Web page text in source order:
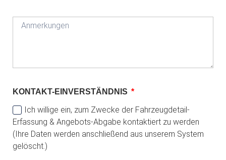
KONTAKT-EINVERSTÄNDNIS
Ich willige ein, zum Zwecke der Fahrzeugdetail-
Erfassung & Angebots-Abgabe kontaktiert zu werden
(Ihre Daten werden anschließend aus unserem System
gelöscht.)